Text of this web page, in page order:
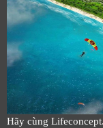
Hãy cùng